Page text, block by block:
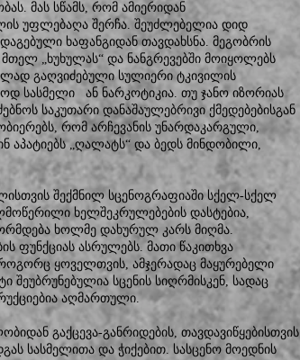
მას სწამს, რომ ამიერიდან
უფლებაღა შერჩა. შეუძლებელია დიდ
ხაფანგიდან თავდახსნა. მეგობრის
„ხუხულას“ და ნანგრევებში მოიყოლებს
გაღვიძებული სულიერი ტკივილის
სასმელი ან ნარკოტიკია. თუ ჯანო იზორიას
საკუთარი დანაშაულებრივი ქმედებებისგან
რომ არჩევანის უნარდაკარგული,
აპატიებს „ღალატს“ და ბედს მინდობილი,
შექმნილ სცენოგრაფიაში სქელ-სქელ
ხელშეკრულებების დასტებია,
ხოლმე დახურულ კარს მიღმა.
ფუნქციას ასრულებს. მათი წაკითხვა
ყოველთვის, ამჯერადაც მაყურებელი
სცენის სიღრმისკენ, სადაც
აღმართული.
გაქცევა-განრიდების, თავდავიწყებისთვის
სასმელითა და ჭიქებით. სასცენო მოედნის